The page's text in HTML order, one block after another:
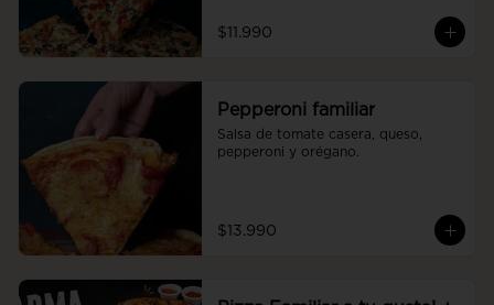
$11.990
Pepperoni familiar
Salsa de tomate casera, queso,
pepperoni y orégano.
$13.990